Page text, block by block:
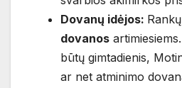
Dovanų idėjos:
dovanos
būtų gimtadienis,
ar net atminimo